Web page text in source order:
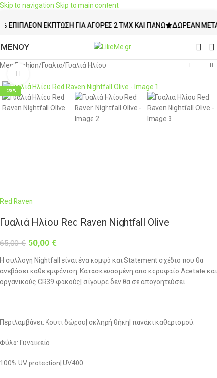
Skip to navigation Skip to main content
ΈΚΠΤΩΣΗ ΓΙΑ ΑΓΟΡΈΣ 2 ΤΜΧ ΚΑΙ ΠΆΝΩ ΔΩΡΕΆΝ
ΜΕΝΟΥ
Men Fashion/Γυαλιά/Γυαλιά Ηλίου
-23%
Red Raven
Γυαλιά Ηλίου Red Raven Nightfall Olive
65,00€ 50,00 €
Η συλλογή Nightfall είναι ένα κομψό και Statement σχέδιο που θα
ανεβάσει κάθε εμφάνιση. Κατασκευασμένη απο κορυφαίo Acetate και
οργανικούς CR39 φακούς| σίγουρα δεν θα σε απογοητεύσει.
Περιλαμβάνει: Κουτί δώρου| σκληρή θήκη| πανάκι καθαρισμού.
Φύλο: Γυναικείο
100% UV protection| UV400